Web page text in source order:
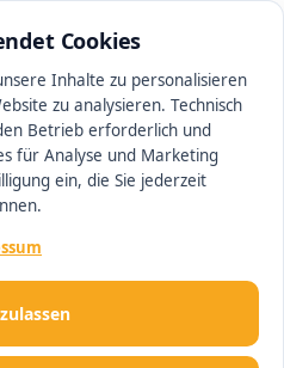
Cookies
Inhalte zu personalisieren
zu analysieren. Technisch
Betrieb erforderlich und
für Analyse und Marketing
ein, die Sie jederzeit